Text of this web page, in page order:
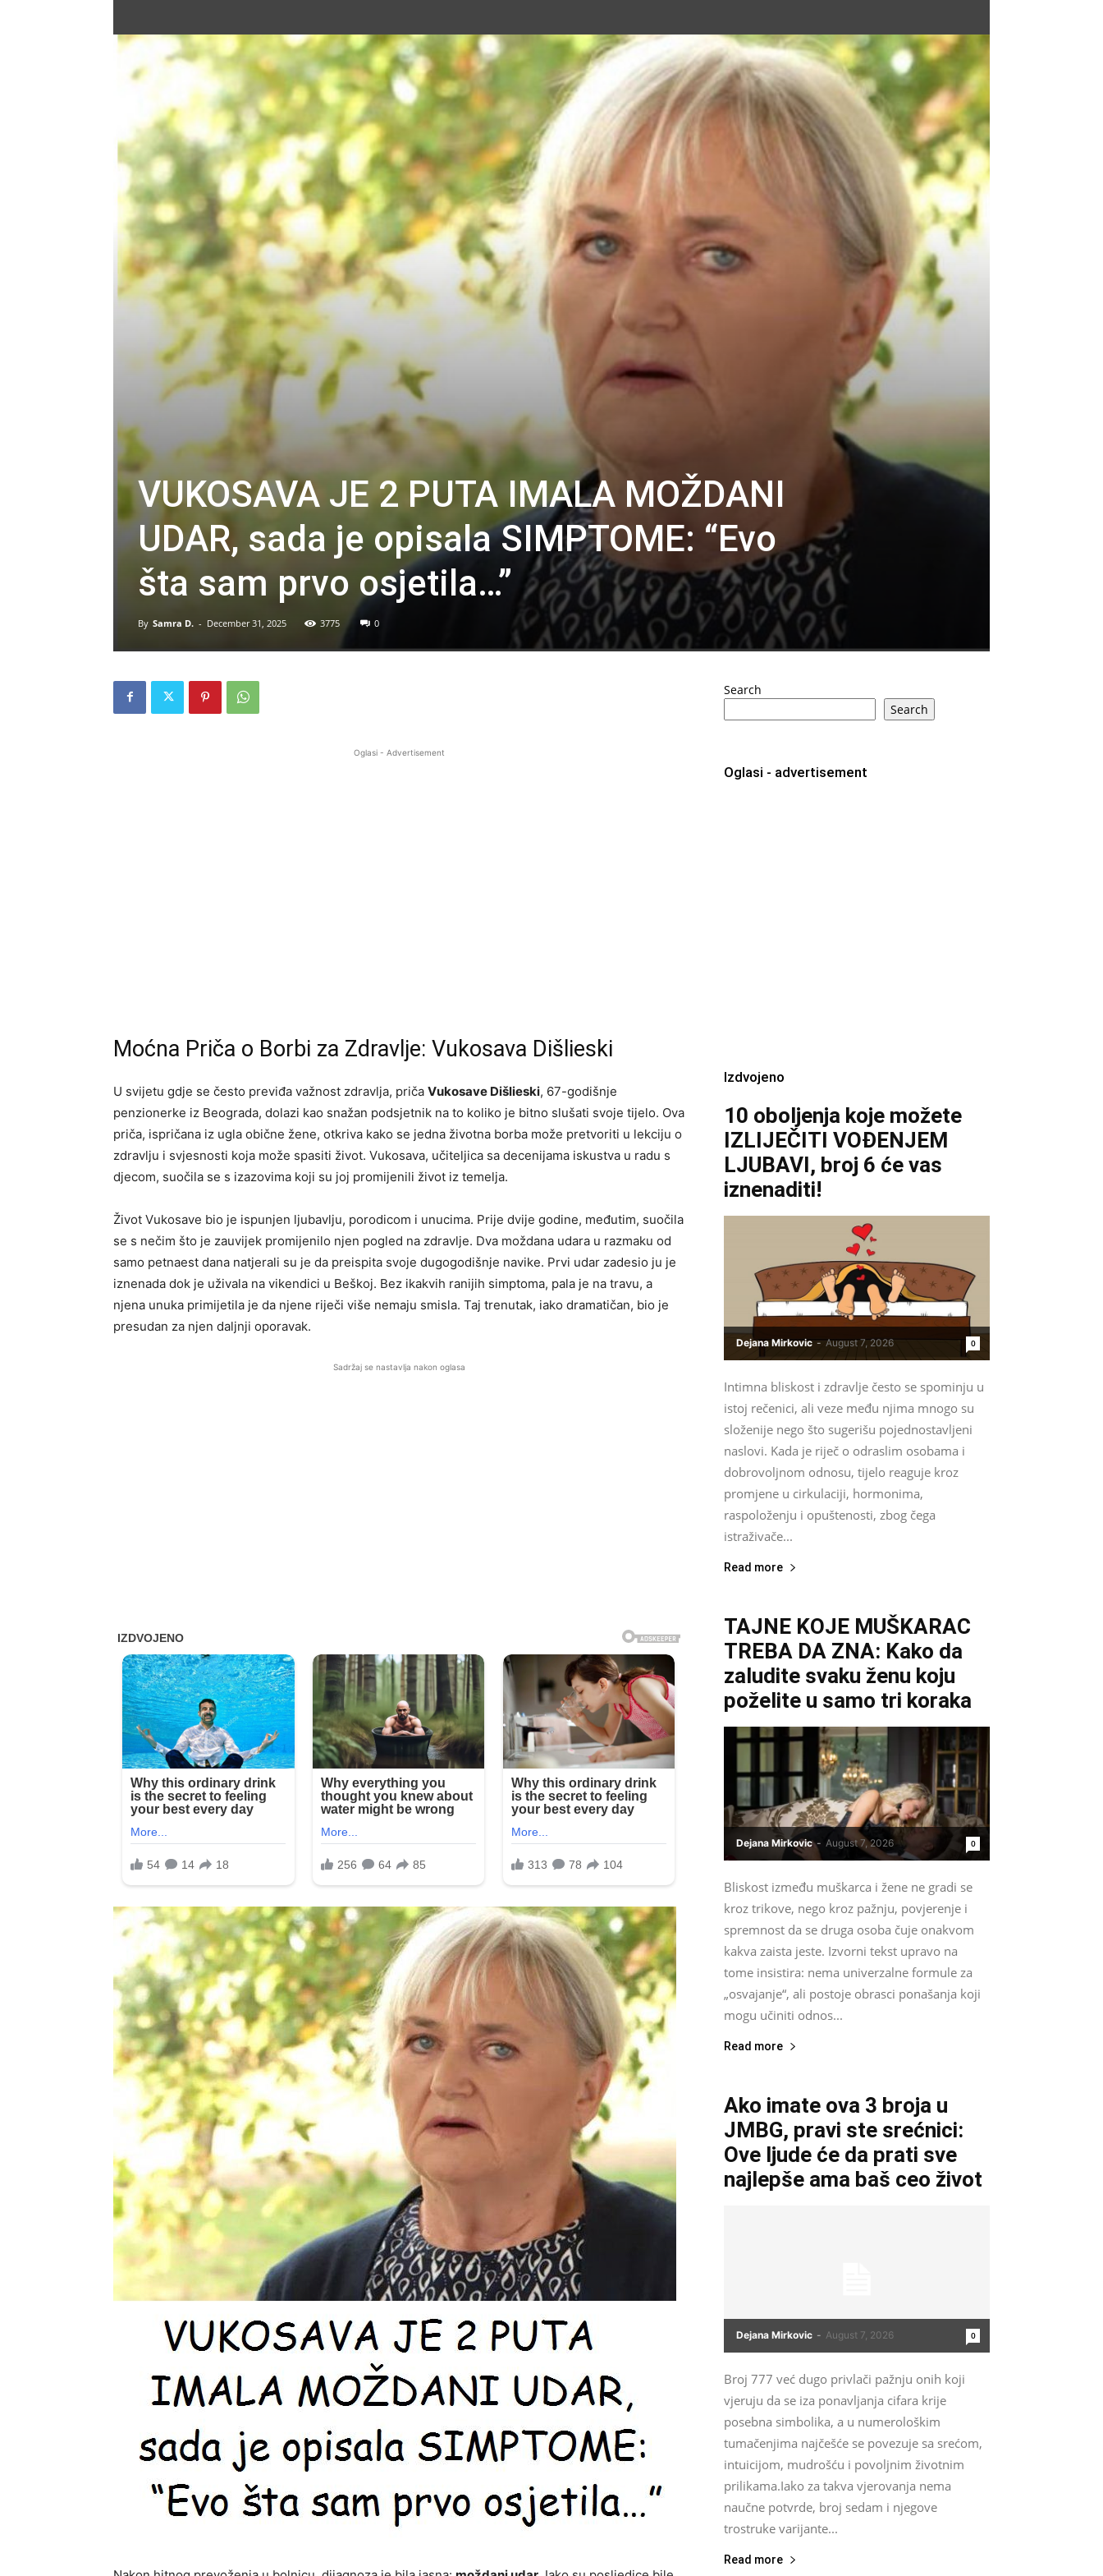
VUKOSAVA JE 2 PUTA IMALA MOŽDANI
UDAR, sada je opisala SIMPTOME: “Evo
šta sam prvo osjetila…”
By Samra D. - December 31, 2025 3775 0
Oglasi - Advertisement
Moćna Priča o Borbi za Zdravlje: Vukosava Dišlieski
U svijetu gdje se često previđa važnost zdravlja, priča Vukosave Dišlieski, 67-godišnje
penzionerke iz Beograda, dolazi kao snažan podsjetnik na to koliko je bitno slušati svoje tijelo. Ova
priča, ispričana iz ugla obične žene, otkriva kako se jedna životna borba može pretvoriti u lekciju o
zdravlju i svjesnosti koja može spasiti život. Vukosava, učiteljica sa decenijama iskustva u radu s
djecom, suočila se s izazovima koji su joj promijenili život iz temelja.
Život Vukosave bio je ispunjen ljubavlju, porodicom i unucima. Prije dvije godine, međutim, suočila
se s nečim što je zauvijek promijenilo njen pogled na zdravlje. Dva moždana udara u razmaku od
samo petnaest dana natjerali su je da preispita svoje dugogodišnje navike. Prvi udar zadesio ju je
iznenada dok je uživala na vikendici u Beškoj. Bez ikakvih ranijih simptoma, pala je na travu, a
njena unuka primijetila je da njene riječi više nemaju smisla. Taj trenutak, iako dramatičan, bio je
presudan za njen daljnji oporavak.
Sadržaj se nastavlja nakon oglasa
Search
Search
Oglasi - advertisement
Izdvojeno
10 oboljenja koje možete
IZLIJEČITI VOĐENJEM
LJUBAVI, broj 6 će vas
iznenaditi!
Dejana Mirkovic - August 7, 2026 0
Intimna bliskost i zdravlje često se spominju u
istoj rečenici, ali veze među njima mnogo su
složenije nego što sugerišu pojednostavljeni
naslovi. Kada je riječ o odraslim osobama i
dobrovoljnom odnosu, tijelo reaguje kroz
promjene u cirkulaciji, hormonima,
raspoloženju i opuštenosti, zbog čega
istraživače...
Read more
TAJNE KOJE MUŠKARAC
TREBA DA ZNA: Kako da
zaludite svaku ženu koju
poželite u samo tri koraka
Dejana Mirkovic - August 7, 2026 0
Bliskost između muškarca i žene ne gradi se
kroz trikove, nego kroz pažnju, povjerenje i
spremnost da se druga osoba čuje onakvom
kakva zaista jeste. Izvorni tekst upravo na
tome insistira: nema univerzalne formule za
„osvajanje“, ali postoje obrasci ponašanja koji
mogu učiniti odnos...
Read more
Ako imate ova 3 broja u
JMBG, pravi ste srećnici:
Ove ljude će da prati sve
najlepše ama baš ceo život
Dejana Mirkovic - August 7, 2026 0
Broj 777 već dugo privlači pažnju onih koji
vjeruju da se iza ponavljanja cifara krije
posebna simbolika, a u numerološkim
tumačenjima najčešće se povezuje sa srećom,
intuicijom, mudrošću i povoljnim životnim
prilikama.Iako za takva vjerovanja nema
naučne potvrde, broj sedam i njegove
trostruke varijante...
Read more